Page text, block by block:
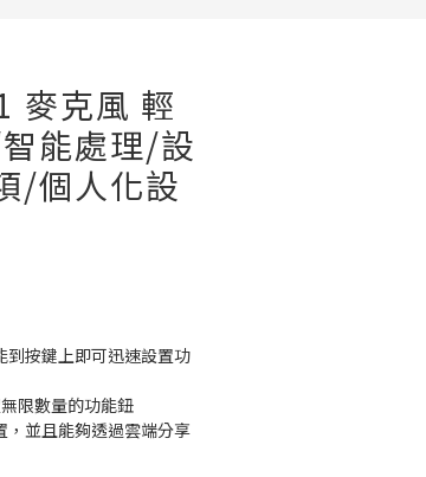
麥克風 輕
能處理/設
/個人化設
按鍵上即可迅速設置功
限數量的功能鈕
並且能夠透過雲端分享